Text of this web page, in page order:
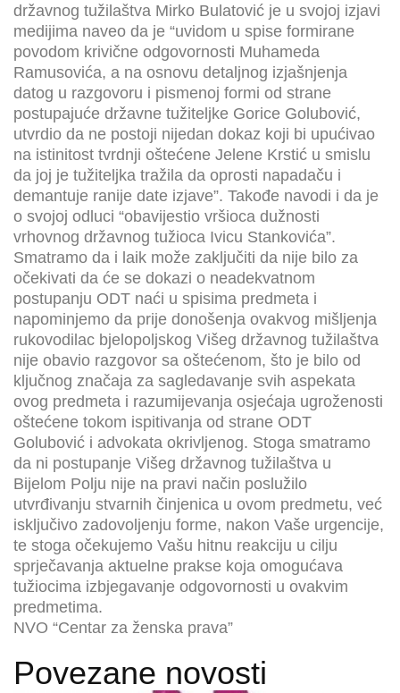
državnog tužilaštva Mirko Bulatović je u svojoj izjavi
medijima naveo da je “uvidom u spise formirane
povodom krivične odgovornosti Muhameda
Ramusovića, a na osnovu detaljnog izjašnjenja
datog u razgovoru i pismenoj formi od strane
postupajuće državne tužiteljke Gorice Golubović,
utvrdio da ne postoji nijedan dokaz koji bi upućivao
na istinitost tvrdnji oštećene Jelene Krstić u smislu
da joj je tužiteljka tražila da oprosti napadaču i
demantuje ranije date izjave”. Takođe navodi i da je
o svojoj odluci “obavijestio vršioca dužnosti
vrhovnog državnog tužioca Ivicu Stankovića”.
Smatramo da i laik može zaključiti da nije bilo za
očekivati da će se dokazi o neadekvatnom
postupanju ODT naći u spisima predmeta i
napominjemo da prije donošenja ovakvog mišljenja
rukovodilac bjelopoljskog Višeg državnog tužilaštva
nije obavio razgovor sa oštećenom, što je bilo od
ključnog značaja za sagledavanje svih aspekata
ovog predmeta i razumijevanja osjećaja ugroženosti
oštećene tokom ispitivanja od strane ODT
Golubović i advokata okrivljenog. Stoga smatramo
da ni postupanje Višeg državnog tužilaštva u
Bijelom Polju nije na pravi način poslužilo
utvrđivanju stvarnih činjenica u ovom predmetu, već
isključivo zadovoljenju forme, nakon Vaše urgencije,
te stoga očekujemo Vašu hitnu reakciju u cilju
sprječavanja aktuelne prakse koja omogućava
tužiocima izbjegavanje odgovornosti u ovakvim
predmetima.
NVO “Centar za ženska prava”
Povezane novosti